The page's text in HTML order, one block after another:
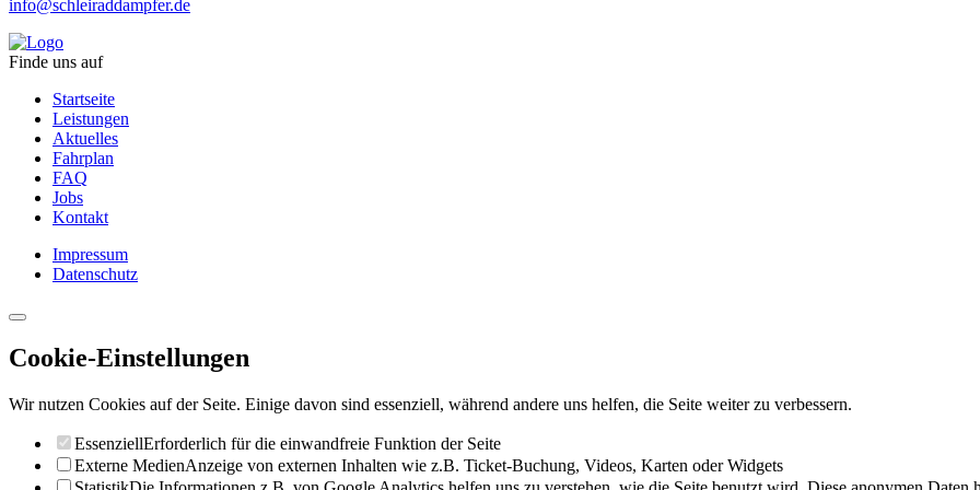
info@schleiraddampfer.de
Finde uns auf
Startseite
Leistungen
Aktuelles
Fahrplan
FAQ
Jobs
Kontakt
Impressum
Datenschutz
Cookie-Einstellungen
Wir nutzen Cookies auf der Seite. Einige davon sind essenziell, während andere uns helfen, die Seite weiter zu verbessern.
EssenziellErforderlich für die einwandfreie Funktion der Seite
Externe MedienAnzeige von externen Inhalten wie z.B. Ticket-Buchung, Videos, Karten oder Widgets